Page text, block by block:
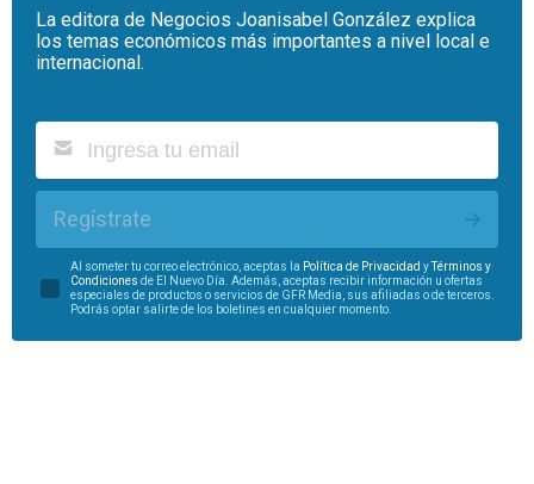
La editora de Negocios Joanisabel González explica
los temas económicos más importantes a nivel local e
internacional.
Regístrate
Al someter tu correo electrónico, aceptas la Política de Privacidad yTérminos y
Condiciones de El Nuevo Día. Además, aceptas recibir información u ofertas
especiales de productos o servicios de GFR Media, sus afiliadas o de terceros.
Podrás optar salirte de los boletines en cualquier momento.